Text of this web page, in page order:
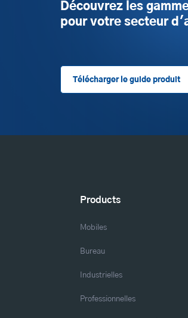
Découvrez les
pour votre secteur
Télécharger le guide produit
Products
Mobiles
Bureau
Industrielles
Professionnelles